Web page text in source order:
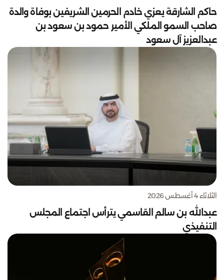
حاكم الشارقة يعزي خادم الحرمين الشريفين بوفاة والدة
صاحب السمو الملكي الأمير حمود بن سعود بن
عبدالعزيز آل سعود
الثلاثاء 4 أغسطس 2026
عبدالله بن سالم القاسمي يترأس اجتماع المجلس
التنفيذي